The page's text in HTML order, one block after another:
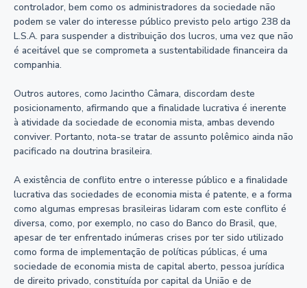
controlador, bem como os administradores da sociedade não
podem se valer do interesse público previsto pelo artigo 238 da
L.S.A. para suspender a distribuição dos lucros, uma vez que não
é aceitável que se comprometa a sustentabilidade financeira da
companhia.
Outros autores, como Jacintho Câmara, discordam deste
posicionamento, afirmando que a finalidade lucrativa é inerente
à atividade da sociedade de economia mista, ambas devendo
conviver. Portanto, nota-se tratar de assunto polêmico ainda não
pacificado na doutrina brasileira.
A existência de conflito entre o interesse público e a finalidade
lucrativa das sociedades de economia mista é patente, e a forma
como algumas empresas brasileiras lidaram com este conflito é
diversa, como, por exemplo, no caso do Banco do Brasil, que,
apesar de ter enfrentado inúmeras crises por ter sido utilizado
como forma de implementação de políticas públicas, é uma
sociedade de economia mista de capital aberto, pessoa jurídica
de direito privado, constituída por capital da União e de